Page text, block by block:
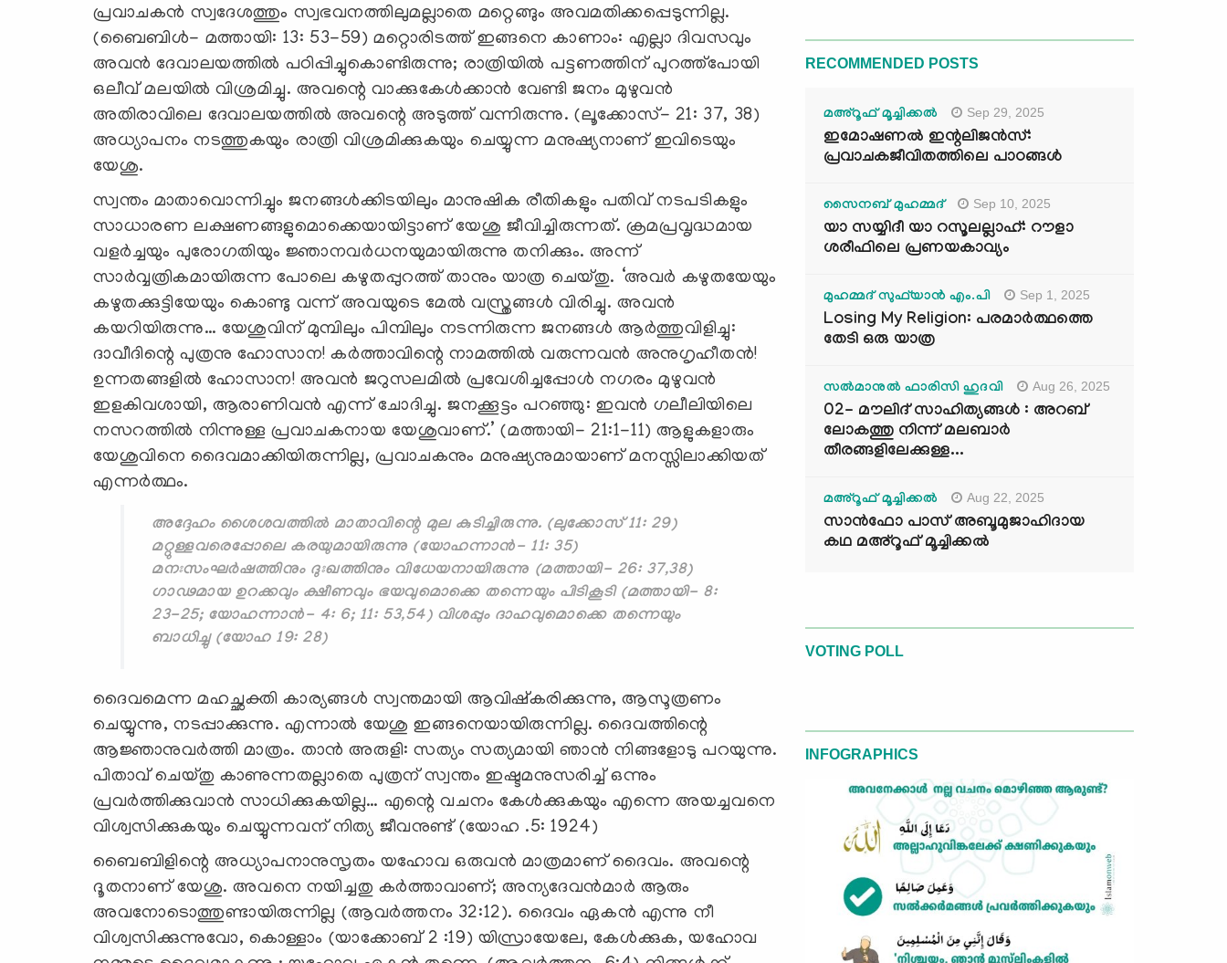
പ്രവാചകന്‍ സ്വദേശത്തും സ്വഭവനത്തിലുമല്ലാതെ മറ്റെങ്ങും അവമതിക്കപ്പെടുന്നില്ല.
(ബൈബിള്‍- മത്തായി: 13: 53-59) മറ്റൊരിടത്ത് ഇങ്ങനെ കാണാം: എല്ലാ ദിവസവും
അവന്‍ ദേവാലയത്തില്‍ പഠിപ്പിച്ചുകൊണ്ടിരുന്നു; രാത്രിയില്‍ പട്ടണത്തിന് പുറത്ത്‌പോയി
ഒലീവ് മലയില്‍ വിശ്രമിച്ചു. അവന്റെ വാക്കുകേള്‍ക്കാന്‍ വേണ്ടി ജനം മുഴുവന്‍
അതിരാവിലെ ദേവാലയത്തില്‍ അവന്റെ അടുത്ത് വന്നിരുന്നു. (ലൂക്കോസ്- 21: 37, 38)
അധ്യാപനം നടത്തുകയും രാത്രി വിശ്രമിക്കുകയും ചെയ്യുന്ന മനുഷ്യനാണ് ഇവിടെയും
യേശു.
സ്വന്തം മാതാവൊന്നിച്ചും ജനങ്ങള്‍ക്കിടയിലും മാനുഷിക രീതികളും പതിവ് നടപടികളും
സാധാരണ ലക്ഷണങ്ങളുമൊക്കെയായിട്ടാണ് യേശു ജീവിച്ചിരുന്നത്. ക്രമപ്രവൃദ്ധമായ
വളര്‍ച്ചയും പുരോഗതിയും ജ്ഞാനവര്‍ധനയുമായിരുന്നു തനിക്കും. അന്ന്
സാര്‍വ്വത്രികമായിരുന്ന പോലെ കഴുതപ്പുറത്ത് താനും യാത്ര ചെയ്തു. ‘അവര്‍ കഴുതയേയും
കഴുതക്കുട്ടിയേയും കൊണ്ടു വന്ന് അവയുടെ മേല്‍ വസ്ത്രങ്ങള്‍ വിരിച്ചു. അവന്‍
കയറിയിരുന്നു… യേശുവിന് മുമ്പിലും പിമ്പിലും നടന്നിരുന്ന ജനങ്ങള്‍ ആര്‍ത്തുവിളിച്ചു:
ദാവീദിന്റെ പുത്രനു ഹോസാന! കര്‍ത്താവിന്റെ നാമത്തില്‍ വരുന്നവന്‍ അനുഗൃഹീതന്‍!
ഉന്നതങ്ങളില്‍ ഹോസാന! അവന്‍ ജറുസലമില്‍ പ്രവേശിച്ചപ്പോള്‍ നഗരം മുഴുവന്‍
ഇളകിവശായി, ആരാണിവന്‍ എന്ന് ചോദിച്ചു. ജനക്കൂട്ടം പറഞ്ഞു: ഇവന്‍ ഗലീലിയിലെ
നസറത്തില്‍ നിന്നുള്ള പ്രവാചകനായ യേശുവാണ്.’ (മത്തായി- 21:1-11) ആളുകളാരും
യേശുവിനെ ദൈവമാക്കിയിരുന്നില്ല, പ്രവാചകനും മനുഷ്യനുമായാണ് മനസ്സിലാക്കിയത്
എന്നര്‍ത്ഥം.
അദ്ദേഹം ശൈശവത്തില്‍ മാതാവിന്റെ മുല കുടിച്ചിരുന്നു. (ലുക്കോസ് 11: 29)
മറ്റുള്ളവരെപ്പോലെ കരയുമായിരുന്നു (യോഹന്നാന്‍- 11: 35)
മനഃസംഘര്‍ഷത്തിനും ദുഃഖത്തിനും വിധേയനായിരുന്നു (മത്തായി- 26: 37,38)
ഗാഢമായ ഉറക്കവും ക്ഷീണവും ഭയവുമൊക്കെ തന്നെയും പിടികൂടി (മത്തായി- 8:
23-25; യോഹന്നാന്‍- 4: 6; 11: 53,54) വിശപ്പും ദാഹവുമൊക്കെ തന്നെയും
ബാധിച്ചു (യോഹ 19: 28)
ദൈവമെന്ന മഹച്ഛക്തി കാര്യങ്ങള്‍ സ്വന്തമായി ആവിഷ്‌കരിക്കുന്നു, ആസൂത്രണം
ചെയ്യുന്നു, നടപ്പാക്കുന്നു. എന്നാല്‍ യേശു ഇങ്ങനെയായിരുന്നില്ല. ദൈവത്തിന്റെ
ആജ്ഞാനുവര്‍ത്തി മാത്രം. താന്‍ അരുളി: സത്യം സത്യമായി ഞാന്‍ നിങ്ങളോടു പറയുന്നു.
പിതാവ് ചെയ്തു കാണുന്നതല്ലാതെ പുത്രന് സ്വന്തം ഇഷ്ടമനുസരിച്ച് ഒന്നും
പ്രവര്‍ത്തിക്കുവാന്‍ സാധിക്കുകയില്ല… എന്റെ വചനം കേള്‍ക്കുകയും എന്നെ അയച്ചവനെ
വിശ്വസിക്കുകയും ചെയ്യുന്നവന് നിത്യ ജീവനുണ്ട് (യോഹ .5: 1924)
ബൈബിളിന്റെ അധ്യാപനാനുസൃതം യഹോവ ഒരുവന്‍ മാത്രമാണ് ദൈവം. അവന്റെ
ദൂതനാണ് യേശു. അവനെ നയിച്ചതു കര്‍ത്താവാണ്; അന്യദേവന്‍മാര്‍ ആരും
അവനോടൊത്തുണ്ടായിരുന്നില്ല (ആവര്‍ത്തനം 32:12). ദൈവം ഏകന്‍ എന്നു നീ
വിശ്വസിക്കുന്നുവോ, കൊള്ളാം (യാക്കോബ് 2 :19) യിസ്രായേലേ, കേള്‍ക്കുക, യഹോവ
RECOMMENDED POSTS
മഅ്റൂഫ് മൂച്ചിക്കല്‍ Sep 29, 2025
ഇമോഷണൽ ഇന്റലിജൻസ്:
പ്രവാചകജീവിതത്തിലെ പാഠങ്ങൾ
സൈനബ് മുഹമ്മദ് Sep 10, 2025
യാ സയ്യിദീ യാ റസൂലല്ലാഹ്: റൗളാ
ശരീഫിലെ പ്രണയകാവ്യം
മുഹമ്മദ് സുഫ്‌യാൻ എം.പി Sep 1, 2025
Losing My Religion: പരമാർത്ഥത്തെ
തേടി ഒരു യാത്ര
സൽമാനുൽ ഫാരിസി ഹുദവി Aug 26, 2025
02- മൗലിദ് സാഹിത്യങ്ങൾ : അറബ്
ലോകത്തു നിന്ന് മലബാർ
തീരങ്ങളിലേക്കുള്ള...
മഅ്റൂഫ് മൂച്ചിക്കല്‍ Aug 22, 2025
സാൻഫോ പാസ് അബൂമുജാഹിദായ
കഥ മഅ്റൂഫ് മൂച്ചിക്കല്‍
VOTING POLL
INFOGRAPHICS